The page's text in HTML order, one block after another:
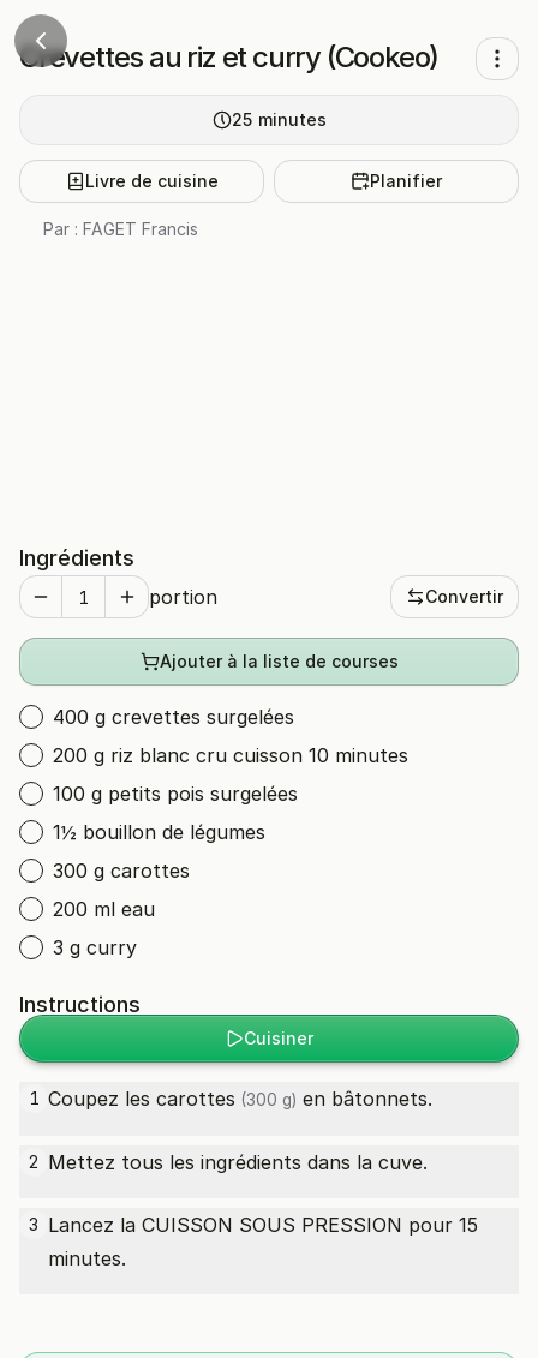
Crevettes au riz et curry (Cookeo)
25 minutes
Livre de cuisine Planifier
Par : FAGET Francis
Ingrédients
portion Convertir
Ajouter à la liste de courses
400 g crevettes surgelées
200 g riz blanc cru cuisson 10 minutes
100 g petits pois surgelées
1½ bouillon de légumes
300 g carottes
200 ml eau
3 g curry
Instructions
Cuisiner
1 Coupez les carottes (300 g) en bâtonnets.
2 Mettez tous les ingrédients dans la cuve.
3 Lancez la CUISSON SOUS PRESSION pour 15
minutes.